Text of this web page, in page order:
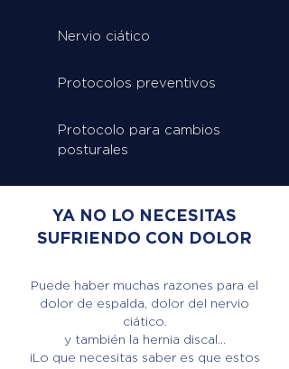
Nervio ciático
Protocolos preventivos
Protocolo para cambios
posturales
YA NO LO NECESITAS
SUFRIENDO CON DOLOR
Puede haber muchas razones para el
dolor de espalda, dolor del nervio
ciático.
y también la hernia discal...
¡Lo que necesitas saber es que estos